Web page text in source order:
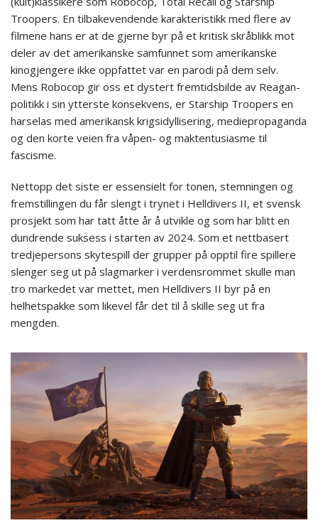
Troopers. En tilbakevendende karakteristikk med flere av
filmene hans er at de gjerne byr på et kritisk skråblikk mot
deler av det amerikanske samfunnet som amerikanske
kinogjengere ikke oppfattet var en parodi på dem selv.
Mens Robocop gir oss et dystert fremtidsbilde av Reagan-
politikk i sin ytterste konsekvens, er Starship Troopers en
harselas med amerikansk krigsidyllisering, mediepropaganda
og den korte veien fra våpen- og maktentusiasme til
fascisme.
Nettopp det siste er essensielt for tonen, stemningen og
fremstillingen du får slengt i trynet i Helldivers II, et svensk
prosjekt som har tatt åtte år å utvikle og som har blitt en
dundrende suksess i starten av 2024. Som et nettbasert
tredjepersons skytespill der grupper på opptil fire spillere
slenger seg ut på slagmarker i verdensrommet skulle man
tro markedet var mettet, men Helldivers II byr på en
helhetspakke som likevel får det til å skille seg ut fra
mengden.